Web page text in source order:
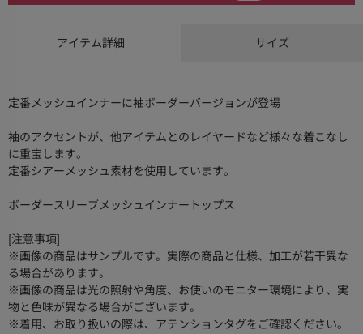
アイテム詳細 サイズ
定番メッシュインナーに袖ボーダーバージョンが登場
袖のアクセントが、他アイテムとのレイヤードなど様々な着こなし
に重宝します。
定番シアーメッシュ素材を使用しています。
ボーダースリーブメッシュインナートップス
[注意事項]
※画像の商品はサンプルです。実際の商品と仕様、加工が若干異な
る場合があります。
※画像の商品は光の照射や角度、お使いのモニター環境により、実
物と色味が異なる場合がございます。
※着用、お取り扱いの際は、アテンションタグをご確認ください。